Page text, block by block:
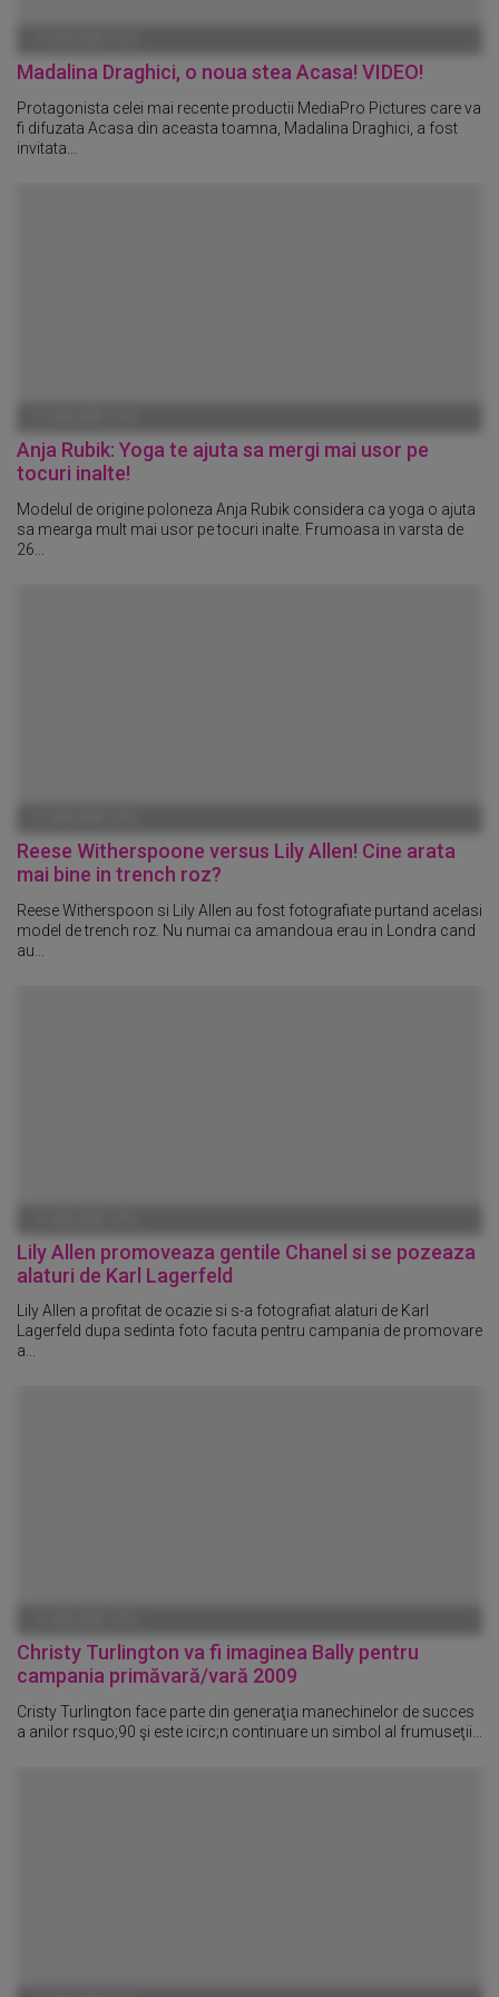
Madalina Draghici, o noua stea Acasa! VIDEO!
Protagonista celei mai recente productii MediaPro Pictures care va
fi difuzata Acasa din aceasta toamna, Madalina Draghici, a fost
invitata...
Anja Rubik: Yoga te ajuta sa mergi mai usor pe
tocuri inalte!
Modelul de origine poloneza Anja Rubik considera ca yoga o ajuta
sa mearga mult mai usor pe tocuri inalte. Frumoasa in varsta de
26...
Reese Witherspoone versus Lily Allen! Cine arata
mai bine in trench roz?
Reese Witherspoon si Lily Allen au fost fotografiate purtand acelasi
model de trench roz. Nu numai ca amandoua erau in Londra cand
au...
Lily Allen promoveaza gentile Chanel si se pozeaza
alaturi de Karl Lagerfeld
Lily Allen a profitat de ocazie si s-a fotografiat alaturi de Karl
Lagerfeld dupa sedinta foto facuta pentru campania de promovare
a...
Christy Turlington va fi imaginea Bally pentru
campania primăvară/vară 2009
Cristy Turlington face parte din generaţia manechinelor de succes
a anilor rsquo;90 şi este icirc;n continuare un simbol al frumuseţii...